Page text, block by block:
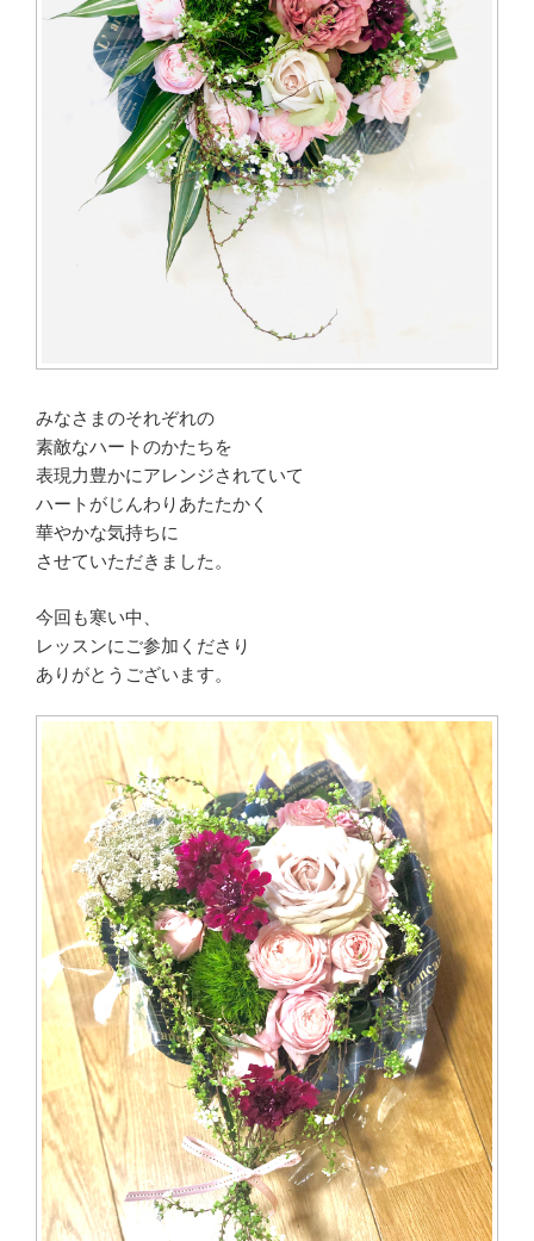
みなさまのそれぞれの
素敵なハートのかたちを
表現力豊かにアレンジされていて
ハートがじんわりあたたかく
華やかな気持ちに
させていただきました。
今回も寒い中、
レッスンにご参加くださり
ありがとうございます。